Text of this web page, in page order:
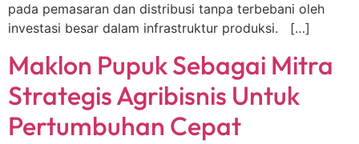
pada pemasaran dan distribusi tanpa terbebani oleh
investasi besar dalam infrastruktur produksi. […]
Maklon Pupuk Sebagai Mitra
Strategis Agribisnis Untuk
Pertumbuhan Cepat